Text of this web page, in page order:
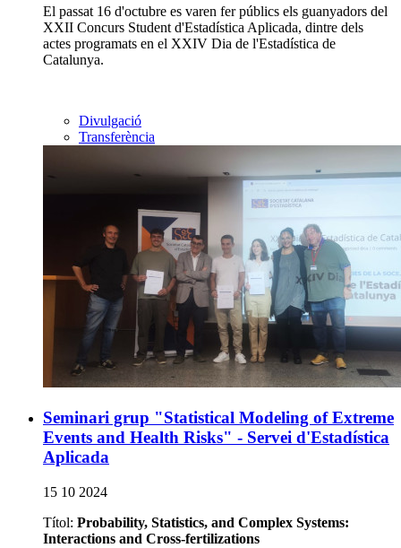
El passat 16 d'octubre es varen fer públics els guanyadors del
XXII Concurs Student d'Estadística Aplicada, dintre dels
actes programats en el XXIV Dia de l'Estadística de
Catalunya.
Divulgació
Transferència
Seminari grup "Statistical Modeling of Extreme
Events and Health Risks" - Servei d'Estadística
Aplicada
15 10 2024
Títol: Probability, Statistics, and Complex Systems:
Interactions and Cross-fertilizations